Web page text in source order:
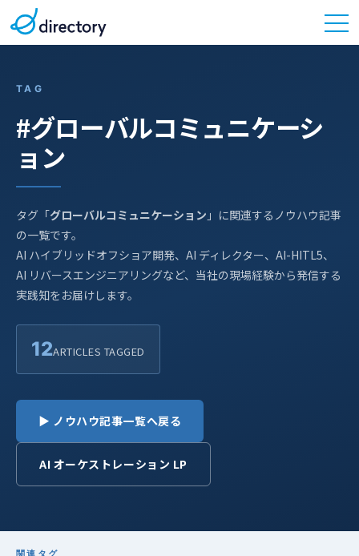
TAG
#グローバルコミュニケーシ
ョン
タグ「グローバルコミュニケーション 」に関連するノウハウ記事
の一覧です。
AI ハイブリッドオフショア開発、AI ディレクター、AI-HITL5、
AI リバースエンジニアリングなど、当社の現場経験から発信する
実践知をお届けします。
12ARTICLES TAGGED
▶ ノウハウ記事一覧へ戻る
AI オーケストレーション LP
関連タグ